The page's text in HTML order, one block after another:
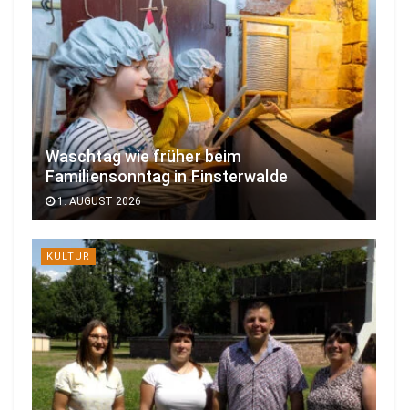
Waschtag wie früher beim
Familiensonntag in Finsterwalde
1. AUGUST 2026
KULTUR